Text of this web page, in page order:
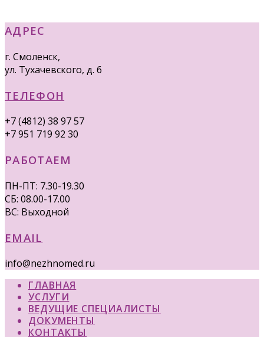
АДРЕС
г. Смоленск,
ул. Тухачевского, д. 6
ТЕЛЕФОН
+7 (4812) 38 97 57
+7 951 719 92 30
РАБОТАЕМ
ПН-ПТ: 7.30-19.30
СБ: 08.00-17.00
ВС: Выходной
EMAIL
info@nezhnomed.ru
ГЛАВНАЯ
УСЛУГИ
ВЕДУЩИЕ СПЕЦИАЛИСТЫ
ДОКУМЕНТЫ
КОНТАКТЫ